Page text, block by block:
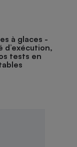
à glaces​​​​​​ -
d’exécution,
tests en